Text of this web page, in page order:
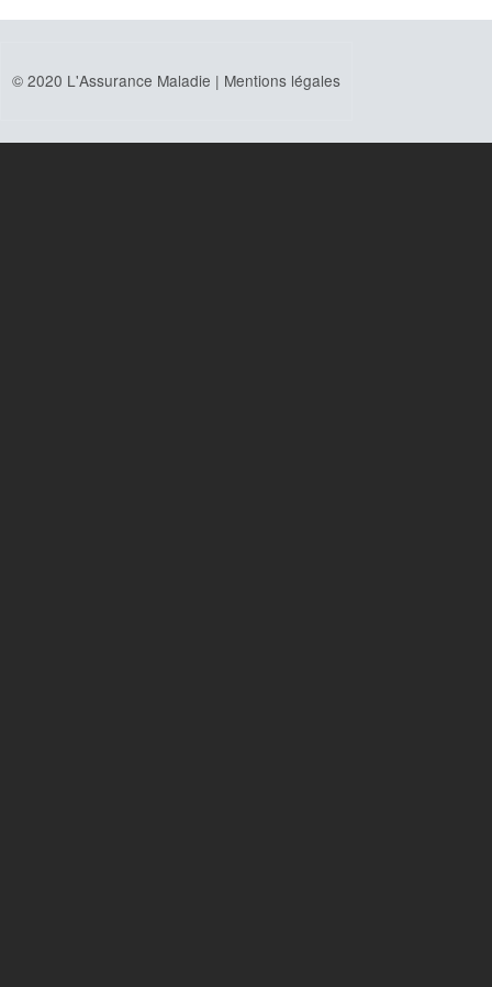
© 2020 L'Assurance Maladie | Mentions légales